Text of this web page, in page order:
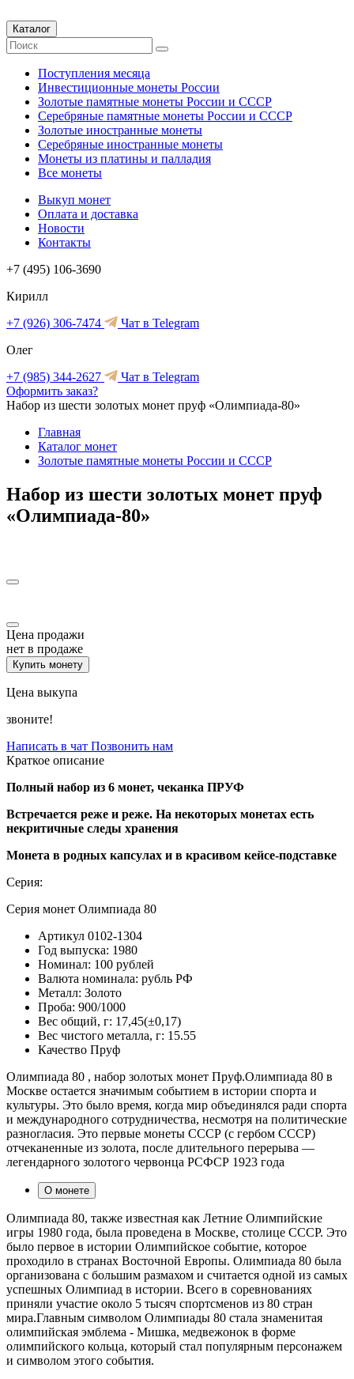
Каталог
Поступления месяца
Инвестиционные монеты России
Золотые памятные монеты России и СССР
Серебряные памятные монеты России и СССР
Золотые иностранные монеты
Серебряные иностранные монеты
Монеты из платины и палладия
Все монеты
Выкуп монет
Оплата и доставка
Новости
Контакты
+7 (495) 106-3690
Кирилл
+7 (926) 306-7474
Чат в Telegram
Олег
+7 (985) 344-2627
Чат в Telegram
Оформить заказ?
Набор из шести золотых монет пруф «Олимпиада-80»
Главная
Каталог монет
Золотые памятные монеты России и СССР
Набор из шести золотых монет пруф
«Олимпиада-80»
Цена продажи
нет в продаже
Купить монету
Цена выкупа
звоните!
Написать в чат Позвонить нам
Краткое описание
Полный набор из 6 монет, чеканка ПРУФ
Встречается реже и реже. На некоторых монетах есть
некритичные следы хранения
Монета в родных капсулах и в красивом кейсе-подставке
Серия:
Серия монет Олимпиада 80
Артикул 0102-1304
Год выпуска: 1980
Номинал: 100 рублей
Валюта номинала: рубль РФ
Металл: Золото
Проба: 900/1000
Вес общий, г: 17,45(±0,17)
Вес чистого металла, г: 15.55
Качество Пруф
Олимпиада 80 , набор золотых монет Пруф.Олимпиада 80 в
Москве остается значимым событием в истории спорта и
культуры. Это было время, когда мир объединялся ради спорта
и международного сотрудничества, несмотря на политические
разногласия. Это первые монеты СССР (с гербом СССР)
отчеканенные из золота, после длительного перерыва —
легендарного золотого червонца РСФСР 1923 года
О монете
Олимпиада 80, также известная как Летние Олимпийские
игры 1980 года, была проведена в Москве, столице СССР. Это
было первое в истории Олимпийское событие, которое
проходило в странах Восточной Европы. Олимпиада 80 была
организована с большим размахом и считается одной из самых
успешных Олимпиад в истории. Всего в соревнованиях
приняли участие около 5 тысяч спортсменов из 80 стран
мира.Главным символом Олимпиады 80 стала знаменитая
олимпийская эмблема - Мишка, медвежонок в форме
олимпийского кольца, который стал популярным персонажем
и символом этого события.